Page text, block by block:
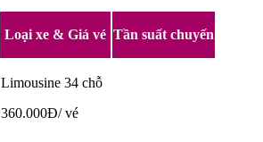
Loại xe & Giá vé Tần suất chuyến
Limousine 34 chỗ
360.000Đ/ vé